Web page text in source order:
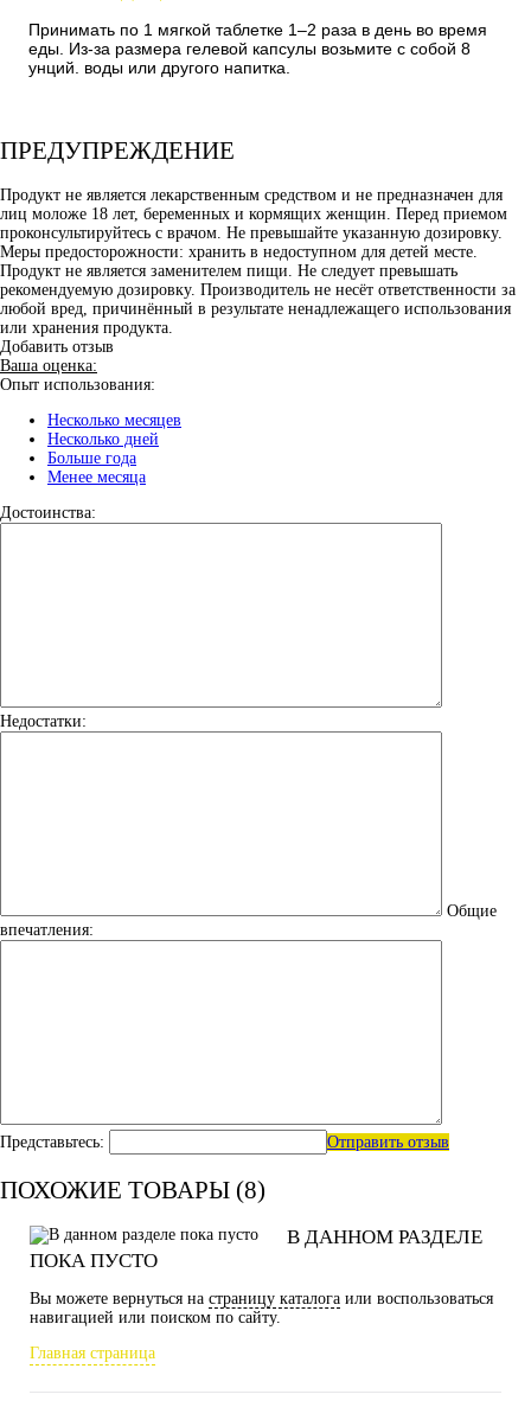
Принимать по 1 мягкой таблетке 1–2 раза в день во время
еды. Из-за размера гелевой капсулы возьмите с собой 8
унций. воды или другого напитка.
ПРЕДУПРЕЖДЕНИЕ
Продукт не является лекарственным средством и не предназначен для
лиц моложе 18 лет, беременных и кормящих женщин. Перед приемом
проконсультируйтесь с врачом. Не превышайте указанную дозировку.
Меры предосторожности: хранить в недоступном для детей месте.
Продукт не является заменителем пищи. Не следует превышать
рекомендуемую дозировку. Производитель не несёт ответственности за
любой вред, причинённый в результате ненадлежащего использования
или хранения продукта.
Добавить отзыв
Ваша оценка:
Опыт использования:
Несколько месяцев
Несколько дней
Больше года
Менее месяца
Достоинства:
Недостатки:
Общие
впечатления:
Представьтесь: Отправить отзыв
ПОХОЖИЕ ТОВАРЫ (8)
В ДАННОМ РАЗДЕЛЕ
ПОКА ПУСТО
Вы можете вернуться на страницу каталога или воспользоваться
навигацией или поиском по сайту.
Главная страница